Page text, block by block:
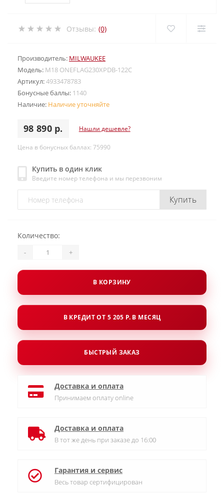
Отзывы: (0)
Производитель: MILWAUKEE
Модель: M18 ONEFLAG230XPDB-122C
Артикул:4933478783
Бонусные баллы: 1140
Наличие: Наличие уточняйте
98 890 р. Нашли дешевле?
Цена в бонусных баллах: 75990
Купить в один клик
Введите номер телефона и мы перезвоним
Купить
Количество:
- +
В КОРЗИНУ
В КРЕДИТ ОТ 5 205 Р. В МЕСЯЦ
БЫСТРЫЙ ЗАКАЗ
Доставка и оплата
Принимаем оплату online
Доставка и оплата
В тот же день при заказе до 16:00
Гарантия и сервис
Весь товар сертифицирован